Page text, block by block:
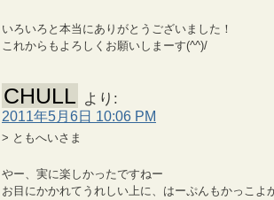
いろいろと本当にありがとうございました！
これからもよろしくお願いしまーす(^^)/
CHULL より:
2011年5月6日 10:06 PM
> ともへいさま
やー、実に楽しかったですねー
お目にかかれてうれしい上に、はーぷんもかっこよ